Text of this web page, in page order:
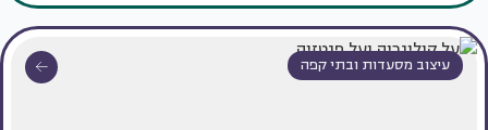
עיצוב מסעדות ובתי קפה